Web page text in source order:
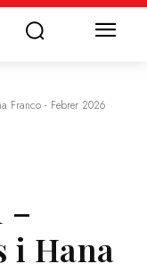
Franco - Febrer 2026
–
i Hana